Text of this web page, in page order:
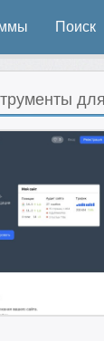
Поиск